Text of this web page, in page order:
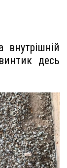
внутрішній
десь